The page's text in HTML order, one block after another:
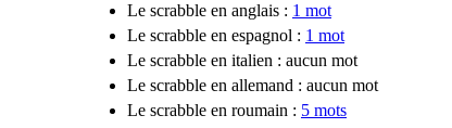
Le scrabble en anglais : 1 mot
Le scrabble en espagnol : 1 mot
Le scrabble en italien : aucun mot
Le scrabble en allemand : aucun mot
Le scrabble en roumain : 5 mots